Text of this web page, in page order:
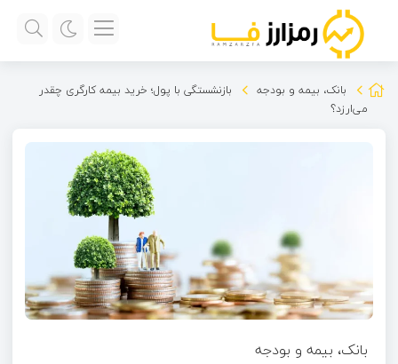
بانک، بیمه و بودجه
بازنشستگی با پول؛ خرید بیمه کارگری چقدر
می‌ارزد؟
بانک، بیمه و بودجه